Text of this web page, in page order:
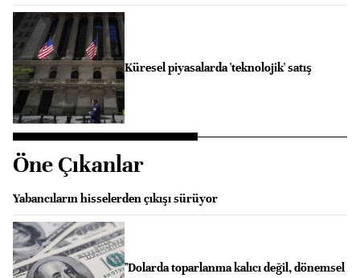
Küresel piyasalarda 'teknolojik' satış
Öne Çıkanlar
Yabancıların hisselerden çıkışı sürüyor
"Dolarda toparlanma kalıcı değil, dönemsel